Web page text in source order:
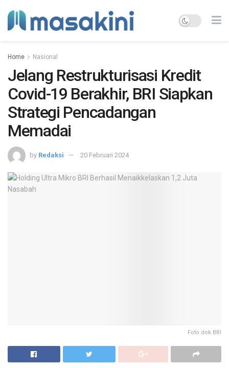
Home Nasional
Jelang Restrukturisasi Kredit
Covid-19 Berakhir, BRI Siapkan
Strategi Pencadangan
Memadai
by Redaksi 20 Februari 2024
Foto dok BRI